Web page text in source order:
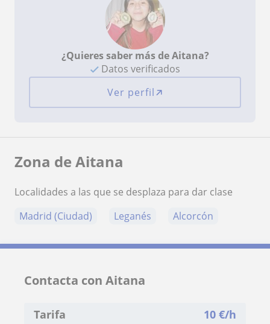
¿Quieres saber más de Aitana?
Datos verificados
Ver perfil
Zona de Aitana
Localidades a las que se desplaza para dar clase
Madrid (Ciudad)
Leganés Alcorcón
Contacta con Aitana
Tarifa 10 €/h